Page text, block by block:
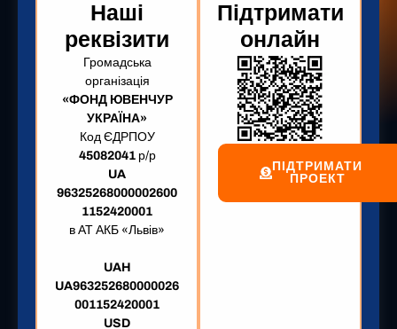
Наші
реквізити
Громадська
організація
«ФОНД ЮВЕНЧУР
УКРАЇНА»
Код ЄДРПОУ
45082041р/р
UA
96325268000002600
1152420001
в АТ АКБ «Львів»
UAH
UA963252680000026
001152420001
USD
Підтримати
онлайн
ПІДТРИМАТИ
ПРОЕКТ